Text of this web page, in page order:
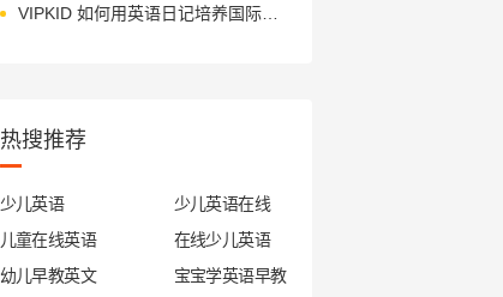
VIPKID 如何用英语日记培养国际化人才？
热搜推荐
少儿英语
少儿英语在线
儿童在线英语
在线少儿英语
幼儿早教英文
宝宝学英语早教